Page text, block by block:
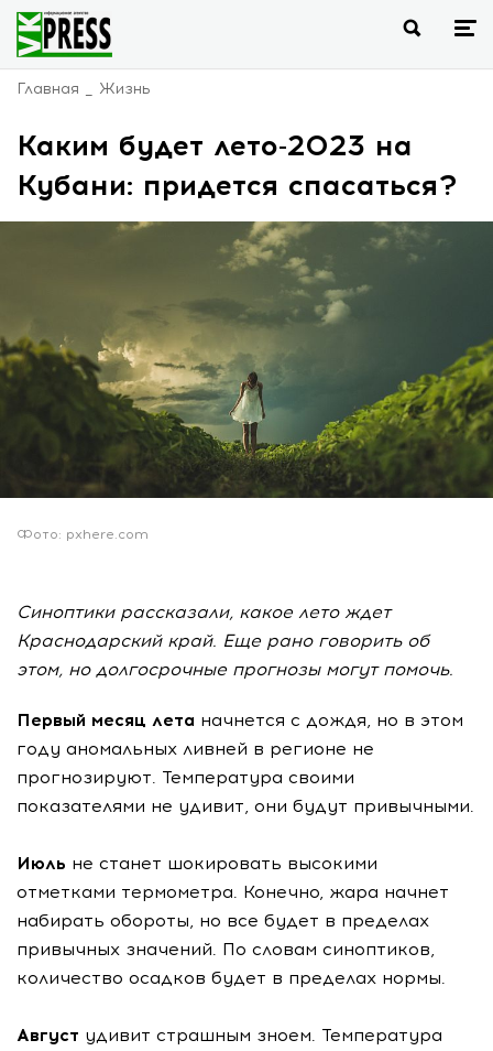
Главная Жизнь
Каким будет лето-2023 на
Кубани: придется спасаться?
Фото: pxhere.com
Синоптики рассказали, какое лето ждет
Краснодарский край. Еще рано говорить об
этом, но долгосрочные прогнозы могут помочь.
Первый месяц лета начнется с дождя, но в этом
году аномальных ливней в регионе не
прогнозируют. Температура своими
показателями не удивит, они будут привычными.
Июль не станет шокировать высокими
отметками термометра. Конечно, жара начнет
набирать обороты, но все будет в пределах
привычных значений. По словам синоптиков,
количество осадков будет в пределах нормы.
Август удивит страшным зноем. Температура